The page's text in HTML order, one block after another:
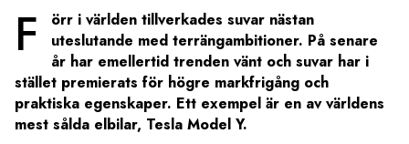
F
örr i världen tillverkades suvar nästan
uteslutande med terrängambitioner. På senare
år har emellertid trenden vänt och suvar har i
stället premierats för högre markfrigång och
praktiska egenskaper. Ett exempel är en av världens
mest sålda elbilar, Tesla Model Y.